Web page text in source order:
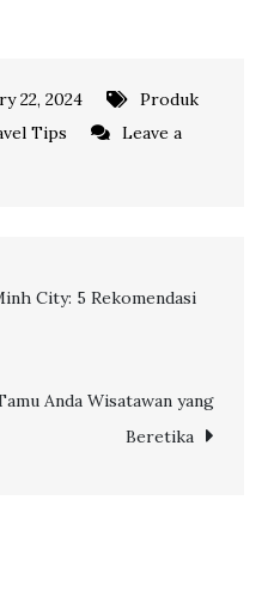
22, 2024
Produk
Tips
Leave a
City: 5 Rekomendasi
Anda Wisatawan yang
Beretika